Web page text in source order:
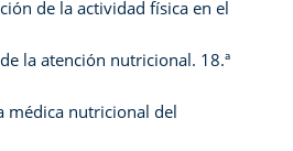
de la actividad física en el
la atención nutricional. 18.ª
médica nutricional del